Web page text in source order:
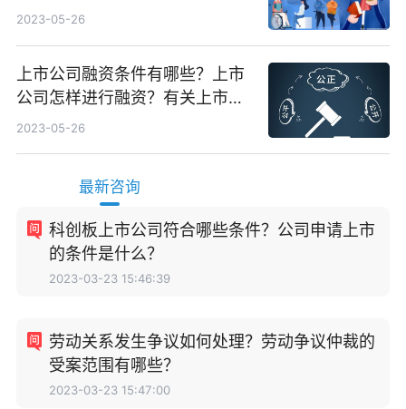
2023-05-26
上市公司融资条件有哪些？上市
公司怎样进行融资？有关上市公
司是如何来进行资金重组的？
2023-05-26
最新咨询
科创板上市公司符合哪些条件？公司申请上市
的条件是什么？
2023-03-23 15:46:39
劳动关系发生争议如何处理？劳动争议仲裁的
受案范围有哪些？
2023-03-23 15:47:00